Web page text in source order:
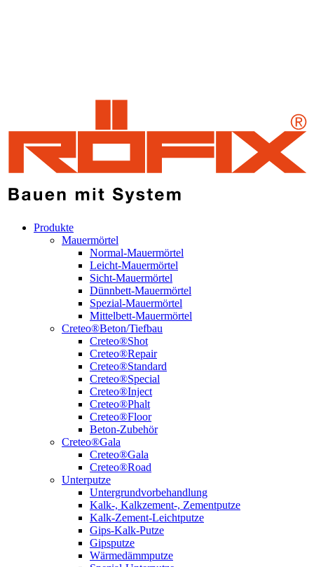
Produkte
Mauermörtel
Normal-Mauermörtel
Leicht-Mauermörtel
Sicht-Mauermörtel
Dünnbett-Mauermörtel
Spezial-Mauermörtel
Mittelbett-Mauermörtel
Creteo®Beton/Tiefbau
Creteo®Shot
Creteo®Repair
Creteo®Standard
Creteo®Special
Creteo®Inject
Creteo®Phalt
Creteo®Floor
Beton-Zubehör
Creteo®Gala
Creteo®Gala
Creteo®Road
Unterputze
Untergrundvorbehandlung
Kalk-, Kalkzement-, Zementputze
Kalk-Zement-Leichtputze
Gips-Kalk-Putze
Gipsputze
Wärmedämmputze